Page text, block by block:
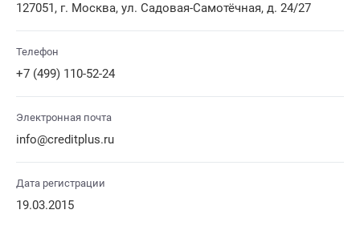
127051, г. Москва, ул. Садовая-Самотёчная, д. 24/27
Телефон
+7 (499) 110-52-24
Электронная почта
info@creditplus.ru
Дата регистрации
19.03.2015